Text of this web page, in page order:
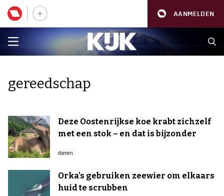
AANMELDEN
gereedschap
Deze Oostenrijkse koe krabt zichzelf
met een stok – en dat is bijzonder
dieren
Orka's gebruiken zeewier om elkaars
huid te scrubben